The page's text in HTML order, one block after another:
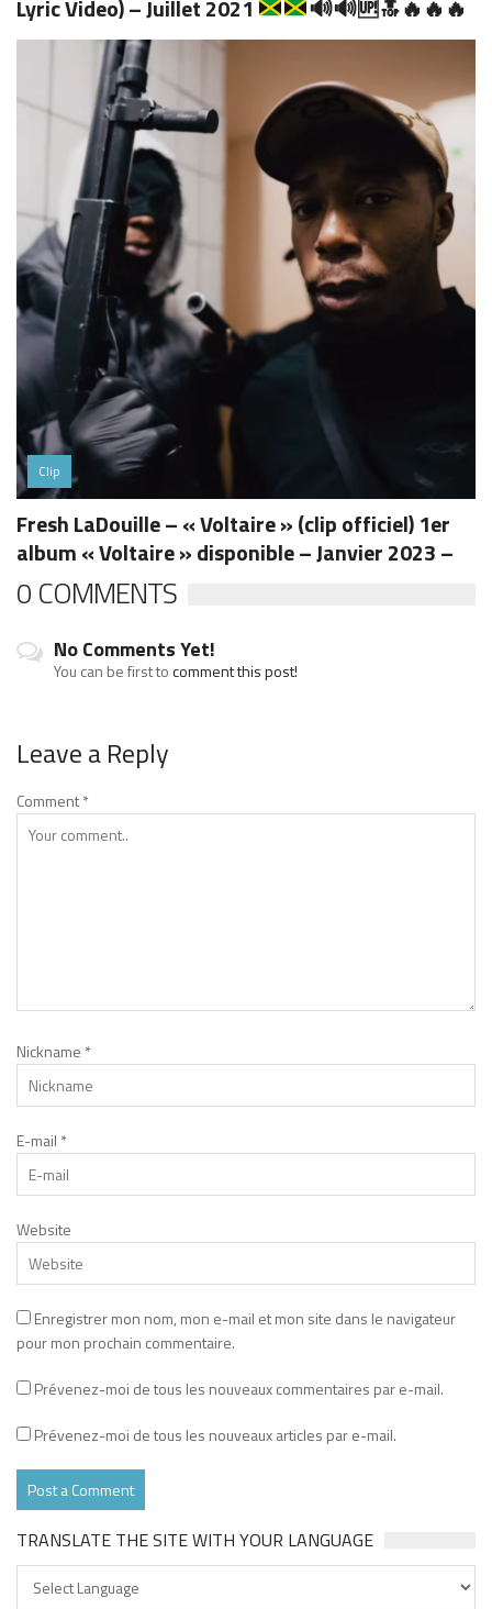
Lyric Video) – Juillet 2021 🔊🔊🆙🔝🔥🔥🔥
Clip
Fresh LaDouille – « Voltaire » (clip officiel) 1er
album « Voltaire » disponible – Janvier 2023 –
0 COMMENTS
No Comments Yet!
You can be first tocomment this post!
Leave a Reply
Comment*
Nickname *
E-mail *
Website
Enregistrer mon nom, mon e-mail et mon site dans le navigateur
pour mon prochain commentaire.
Prévenez-moi de tous les nouveaux commentaires par e-mail.
Prévenez-moi de tous les nouveaux articles par e-mail.
TRANSLATE THE SITE WITH YOUR LANGUAGE